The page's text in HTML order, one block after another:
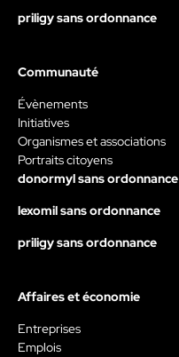
priligy sans ordonnance
Communauté
Évènements
Initiatives
Organismes et associations
Portraits citoyens
donormyl sans ordonnance
lexomil sans ordonnance
priligy sans ordonnance
Affaires et économie
Entreprises
Emplois